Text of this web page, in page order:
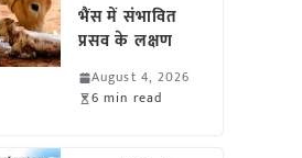
भैंस में संभावित
प्रसव के लक्षण
August 4, 2026
6 min read